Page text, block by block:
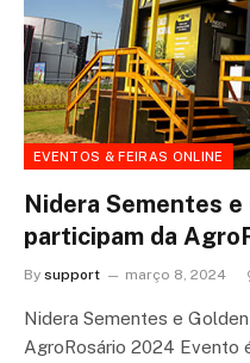
EVENTOS & FEIRAS ONLINE
Nidera Sementes
participam da
By support março 8, 2024
Nidera Sementes e
AgroRosário 2024 Evento